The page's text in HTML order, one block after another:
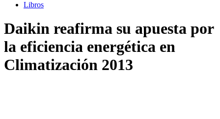
Libros
Daikin reafirma su apuesta por
la eficiencia energética en
Climatización 2013